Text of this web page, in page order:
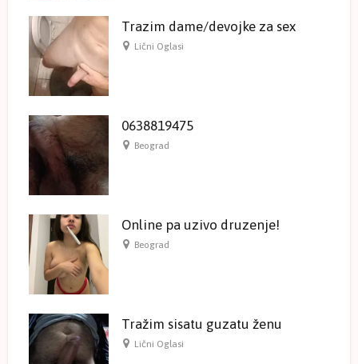
Trazim dame/devojke za sex
Lični Oglasi
0638819475
Beograd
Online pa uzivo druzenje!
Beograd
Tražim sisatu guzatu ženu
Lični Oglasi